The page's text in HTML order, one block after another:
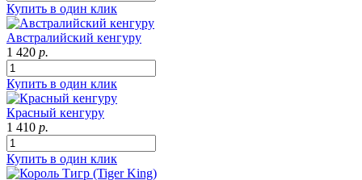
Купить в один клик
Австралийский кенгуру
1 420 р.
Купить в один клик
Красный кенгуру
1 410 р.
Купить в один клик